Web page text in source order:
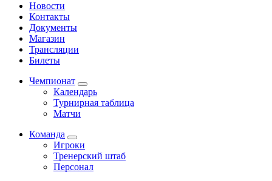
Новости
Контакты
Документы
Магазин
Трансляции
Билеты
Чемпионат
Календарь
Турнирная таблица
Матчи
Команда
Игроки
Тренерский штаб
Персонал